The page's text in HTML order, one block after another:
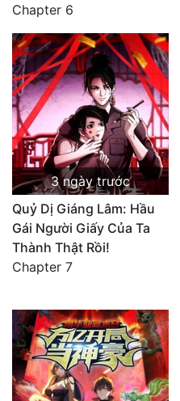
Chapter 6
3 ngày trước
Quỷ Dị Giáng Lâm: Hầu
Gái Người Giấy Của Ta
Thành Thật Rồi!
Chapter 7